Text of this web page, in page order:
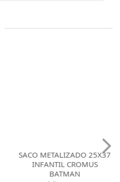
SACO METALIZADO 25X37
INFANTIL CROMUS
BATMAN